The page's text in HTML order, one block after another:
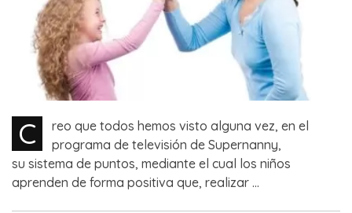
C
reo que todos hemos visto alguna vez, en el
programa de televisión de Supernanny,
su sistema de puntos, mediante el cual los niños
aprenden de forma positiva que, realizar ...